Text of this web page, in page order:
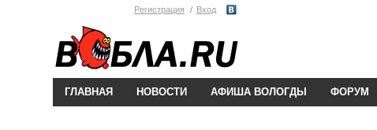
Регистрация Вход
ГЛАВНАЯ НОВОСТИ АФИША ВОЛОГДЫ ФОРУМ